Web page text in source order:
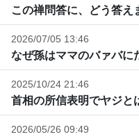
この禅問答に、どう答え
2026/07/05 13:46
なぜ孫はママのバァバに
2025/10/24 21:46
首相の所信表明でヤジと
2026/05/26 09:49